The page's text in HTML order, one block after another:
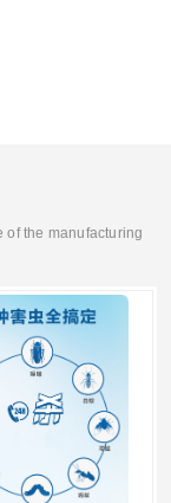
of the manufacturing